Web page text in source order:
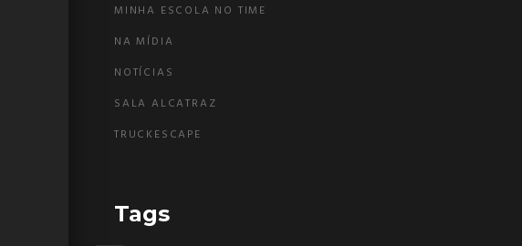
MINHA ESCOLA NO TIME
NA MÍDIA
NOTÍCIAS
SALA ALCATRAZ
TRUCKESCAPE
Tags